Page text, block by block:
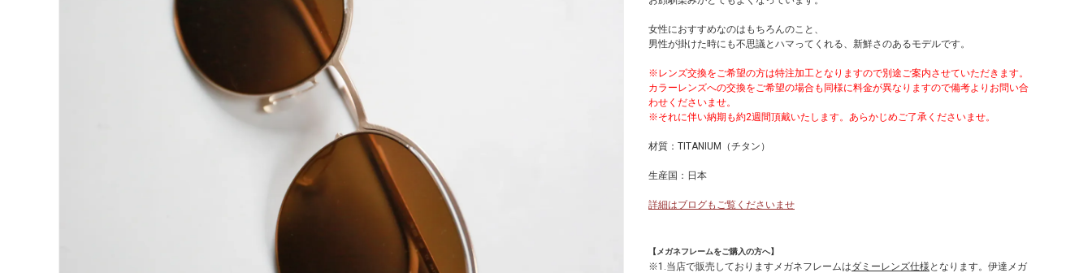
女性におすすめなのはもちろんのこと、
男性が掛けた時にも不思議とハマってくれる、新鮮さのあるモデルです。
※レンズ交換をご希望の方は特注加工となりますので別途ご案内させていただきます。
カラーレンズへの交換をご希望の場合も同様に料金が異なりますので備考よりお問い合
わせくださいませ。
※それに伴い納期も約2週間頂戴いたします。あらかじめご了承くださいませ。
材質：TITANIUM（チタン）
生産国：日本
詳細はブログもご覧くださいませ
【メガネフレームをご購入の方へ】
※1.当店で販売しておりますメガネフレームはダミーレンズ仕様 となります。伊達メガ